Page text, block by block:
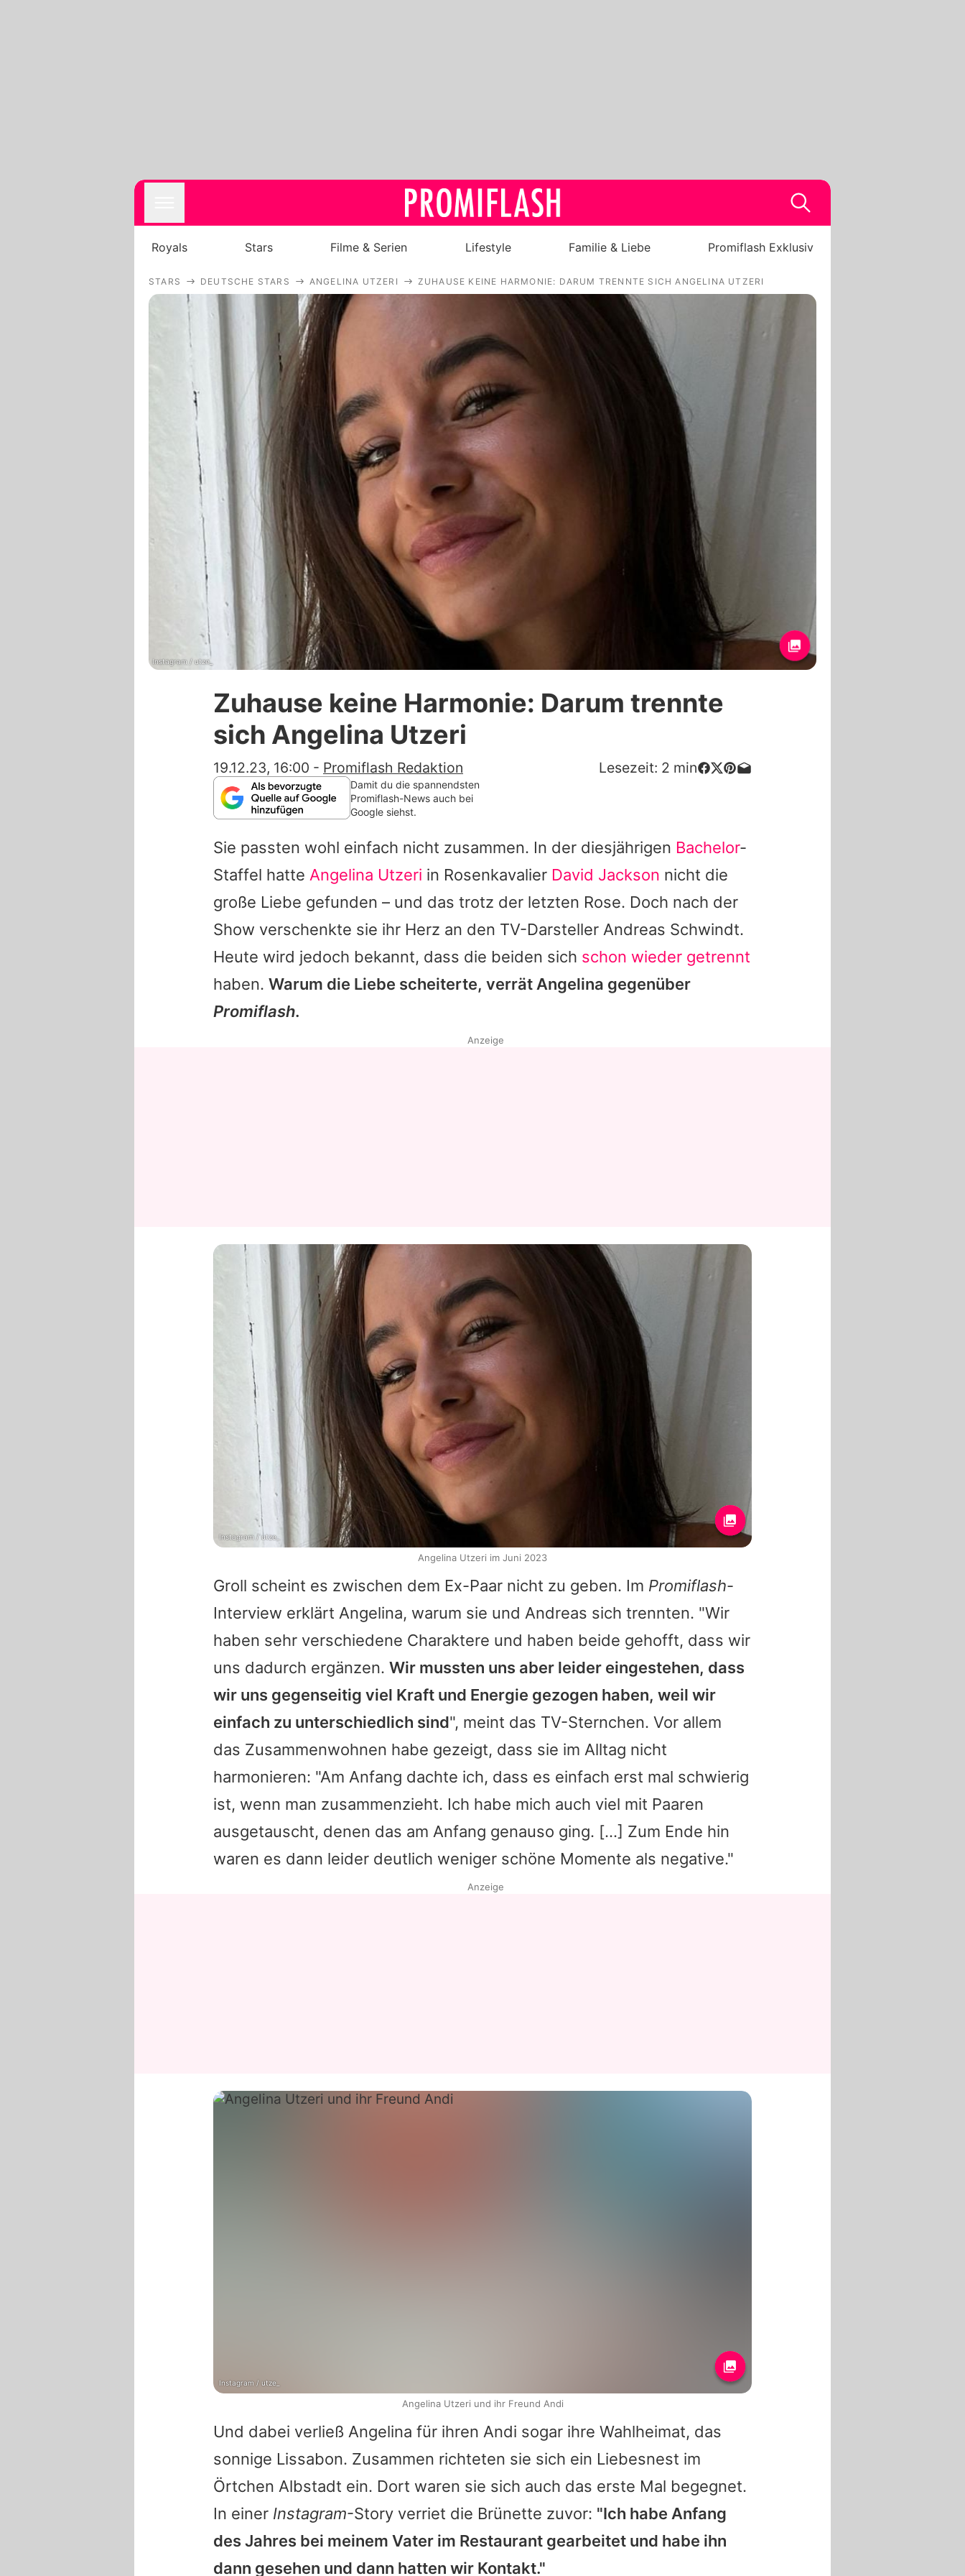
Royals
Filme & Serien
Lifestyle
Familie & Liebe
Promiflash Exklusiv
Alle Themen auf Promiflash
Jobs
App runterladen
Redaktionelle Richtlinien
Impressum
Datenschutzerklärung
Nutzungsbedingungen
Utiq verwalten
Royals Stars Filme & Serien Lifestyle Familie & Liebe Promiflash Exklusiv
STARS DEUTSCHE STARS ANGELINA UTZERI ZUHAUSE KEINE HARMONIE: DARUM TRENNTE SICH ANGELINA UTZERI
Instagram / utze_
Zuhause keine Harmonie: Darum trennte
sich Angelina Utzeri
19.12.23, 16:00 - Promiflash Redaktion Lesezeit: 2 min
Damit du die spannendsten
Promiflash-News auch bei
Google siehst.
Sie passten wohl einfach nicht zusammen. In der diesjährigen Bachelor-
Staffel hatte Angelina Utzeri in Rosenkavalier David Jackson nicht die
große Liebe gefunden – und das trotz der letzten Rose. Doch nach der
Show verschenkte sie ihr Herz an den TV-Darsteller Andreas Schwindt.
Heute wird jedoch bekannt, dass die beiden sich schon wieder getrennt
haben. Warum die Liebe scheiterte, verrät Angelina gegenüber
Promiflash.
Groll scheint es zwischen dem Ex-Paar nicht zu geben. Im Promiflash-
Interview erklärt Angelina, warum sie und Andreas sich trennten. "Wir
haben sehr verschiedene Charaktere und haben beide gehofft, dass wir
uns dadurch ergänzen. Wir mussten uns aber leider eingestehen, dass
wir uns gegenseitig viel Kraft und Energie gezogen haben, weil wir
einfach zu unterschiedlich sind", meint das TV-Sternchen. Vor allem
das Zusammenwohnen habe gezeigt, dass sie im Alltag nicht
harmonieren: "Am Anfang dachte ich, dass es einfach erst mal schwierig
ist, wenn man zusammenzieht. Ich habe mich auch viel mit Paaren
ausgetauscht, denen das am Anfang genauso ging. [...] Zum Ende hin
waren es dann leider deutlich weniger schöne Momente als negative."
Und dabei verließ Angelina für ihren Andi sogar ihre Wahlheimat, das
sonnige Lissabon. Zusammen richteten sie sich ein Liebesnest im
Örtchen Albstadt ein. Dort waren sie sich auch das erste Mal begegnet.
In einer Instagram-Story verriet die Brünette zuvor: "Ich habe Anfang
des Jahres bei meinem Vater im Restaurant gearbeitet und habe ihn
dann gesehen und dann hatten wir Kontakt."
Anzeige
Instagram / utze_
Angelina Utzeri im Juni 2023
Anzeige
Instagram / utze_
Angelina Utzeri und ihr Freund Andi